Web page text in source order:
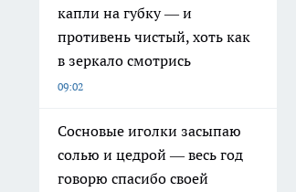
капли на губку — и
противень чистый, хоть как
в зеркало смотрись
09:02
Сосновые иголки засыпаю
солью и цедрой — весь год
говорю спасибо своей